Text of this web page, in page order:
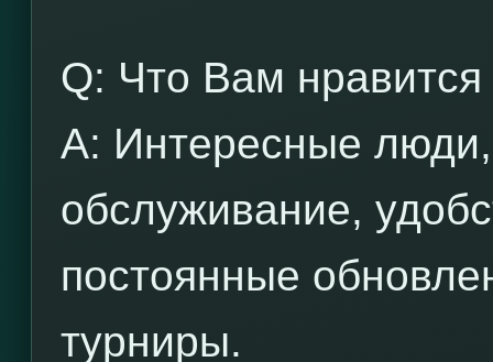
Q: Что Вам
A: Интересные
обслуживание,
постоянные
турниры.